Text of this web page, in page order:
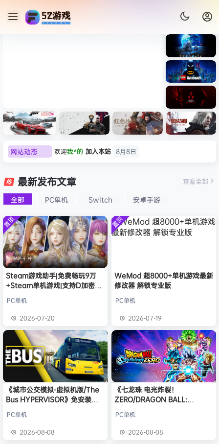
Light ）免安装中文版
《识质存
在/PRAG
MATA》
免安装中
文版
《乐高蝙
蝠侠：黑
暗骑士之
Dark
Creed
拟机
速：地平
线
6（Forza
Horizon
6）免安装
中文版
心/Atomi
c
Heart》
文版
n Desert
HYPERVI
SOR）免
安装中文
版
9：安魂
Requiem
）免安装
中文版
网站动态
欢迎D****Z 加入本站 8月7日
e******i
欢迎e******i 加入本站
8月6日
普洱 签到获取 39 点积分
8月6日
欢迎普洱 加入本站
8月6日
欢迎0**3 加入本站
欢迎c***s 加入本站
欢迎沉*****松 加入本站
欢迎兔**** 加入本站
18小时前
欢迎q********6 加入本站
21小时前
64 点积分
8月8日
最新发布文章
全部 PC单机 Switch 安卓手游
查看全部
置顶
Steam游戏助手|免费畅玩9万
+Steam单机游戏|支持D加密以
PC单机
2026-07-20
置顶
WeMod 超8000+单机游戏最新
修改器 解锁专业版
PC单机
2026-07-19
《城市公交模拟-虚拟机版/The
Bus HYPERVISOR》免安装中
PC单机
2026-08-08
《七龙珠 电光炸裂！
ZERO/DRAGON BALL:
版
PC单机
2026-08-08